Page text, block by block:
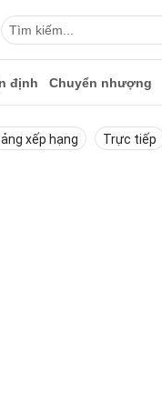
định Chuyển nhượng
xếp hạng Trực tiếp